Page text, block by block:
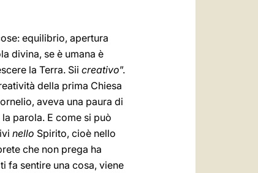
equilibrio, apertura
divina, se è umana è
la Terra. Sii creativo”.
della prima Chiesa
aveva una paura di
parola. E come si può
nello Spirito, cioè nello
che non prega ha
fa sentire una cosa, viene